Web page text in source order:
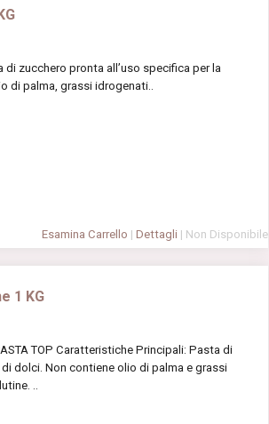
di zucchero pronta all’uso specifica per la
di palma, grassi idrogenati..
Esamina Carrello | Dettagli | Non Disponibile
1 KG
TOP Caratteristiche Principali: Pasta di
dolci. Non contiene olio di palma e grassi
..